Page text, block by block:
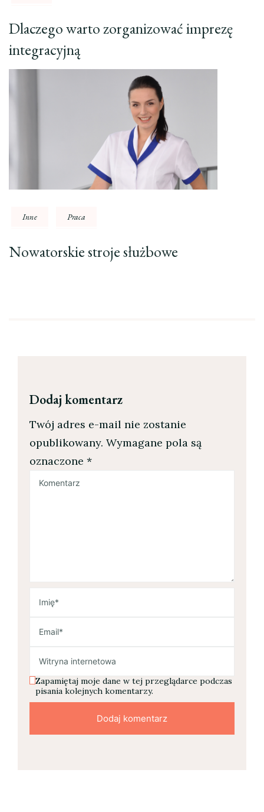
Dlaczego warto zorganizować imprezę
integracyjną
Inne Praca
Nowatorskie stroje służbowe
Dodaj komentarz
Twój adres e-mail nie zostanie
opublikowany. Wymagane pola są
oznaczone *
Zapamiętaj moje dane w tej przeglądarce podczas
pisania kolejnych komentarzy.